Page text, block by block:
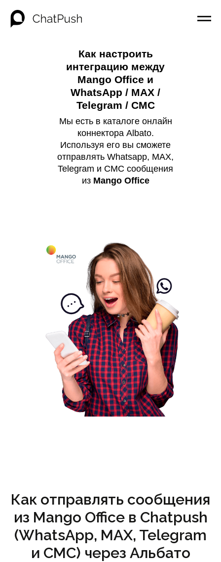
Как настроить
интеграцию между
Mango Office и
WhatsApp / MAX /
Telegram / СМС
Мы есть в каталоге онлайн
коннектора Albato.
Используя его вы сможете
отправлять Whatsapp, MAX,
Telegram и СМС сообщения
из Mango Office
Как отправлять сообщения
из Mango Office в Chatpush
(WhatsApp, MAX, Telegram
и СМС) через Альбато